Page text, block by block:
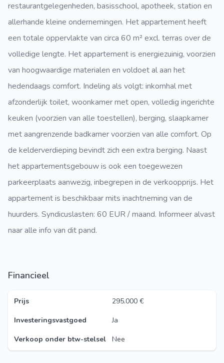
restaurantgelegenheden, basisschool, apotheek, station en
allerhande kleine ondernemingen. Het appartement heeft
een totale oppervlakte van circa 60 m² excl. terras over de
volledige lengte. Het appartement is energiezuinig, voorzien
van hoogwaardige materialen en voldoet al aan het
hedendaags comfort. Indeling als volgt: inkomhal met
afzonderlijk toilet, woonkamer met open, volledig ingerichte
keuken (voorzien van alle toestellen), berging, slaapkamer
met aangrenzende badkamer voorzien van alle comfort. Op
de kelderverdieping bevindt zich een extra berging. Naast
het appartementsgebouw is ook een toegewezen
parkeerplaats aanwezig, inbegrepen in de verkoopprijs. Het
appartement is beschikbaar mits inachtneming van de
huurders. Syndicuslasten: 60 EUR / maand. Informeer alvast
naar alle info van dit pand.
Financieel
Prijs
295.000 €
Investeringsvastgoed
Ja
Verkoop onder btw-stelsel
Nee